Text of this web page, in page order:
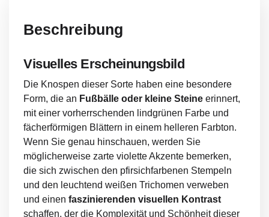
Beschreibung
Visuelles Erscheinungsbild
Die Knospen dieser Sorte haben eine besondere
Form, die an Fußbälle oder kleine Steine ​​erinnert,
mit einer vorherrschenden lindgrünen Farbe und
fächerförmigen Blättern in einem helleren Farbton.
Wenn Sie genau hinschauen, werden Sie
möglicherweise zarte violette Akzente bemerken,
die sich zwischen den pfirsichfarbenen Stempeln
und den leuchtend weißen Trichomen verweben
und einen faszinierenden visuellen Kontrast
schaffen, der die Komplexität und Schönheit dieser